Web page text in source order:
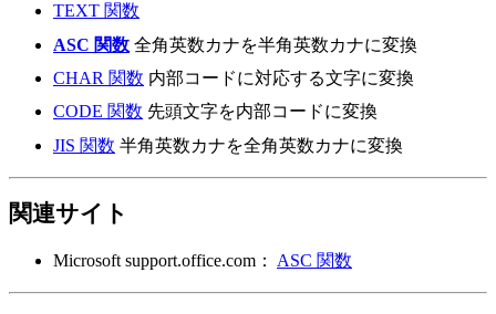
TEXT 関数
ASC 関数 全角英数カナを半角英数カナに変換
CHAR 関数 内部コードに対応する文字に変換
CODE 関数 先頭文字を内部コードに変換
JIS 関数 半角英数カナを全角英数カナに変換
関連サイト
Microsoft support.office.com： ASC 関数